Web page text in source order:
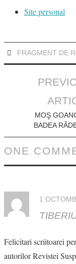
Site personal
FRAGMENT DE
navigation
MOŞ
BADEA
ONE
1
Felicitari scriitoarei
autorilor Revistei